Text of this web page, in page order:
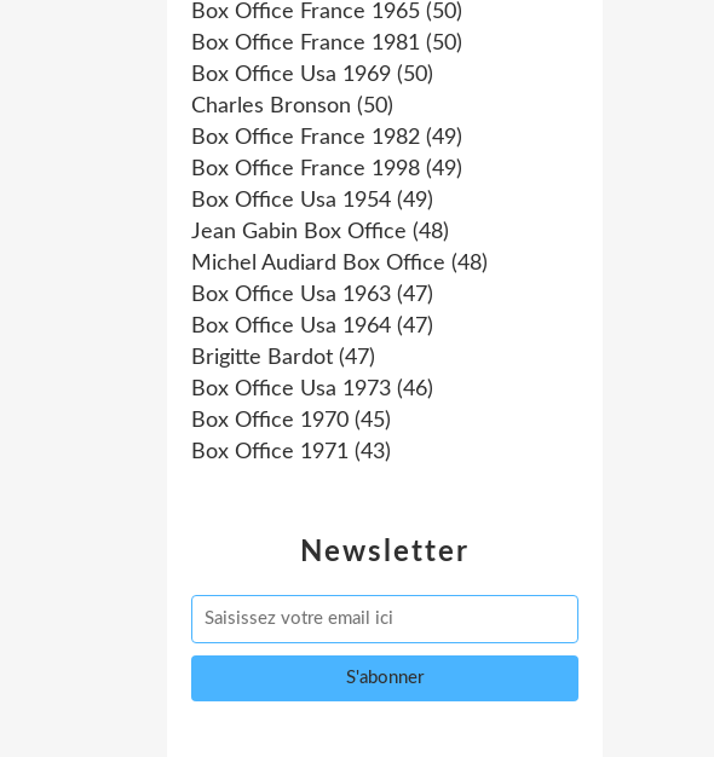
Newsletter
Box Office France 1965 (50)
Box Office France 1981 (50)
Box Office Usa 1969 (50)
Charles Bronson (50)
Box Office France 1982 (49)
Box Office France 1998 (49)
Box Office Usa 1954 (49)
Jean Gabin Box Office (48)
Michel Audiard Box Office (48)
Box Office Usa 1963 (47)
Box Office Usa 1964 (47)
Brigitte Bardot (47)
Box Office Usa 1973 (46)
Box Office 1970 (45)
Box Office 1971 (43)